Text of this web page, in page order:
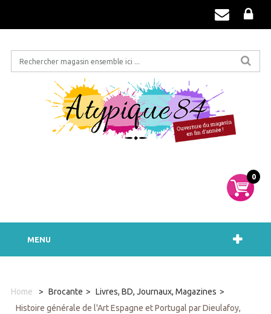
0
MENU
Home > Brocante > Livres, BD, Journaux, Magazines >
Histoire générale de l'Art Espagne et Portugal par Dieulafoy,